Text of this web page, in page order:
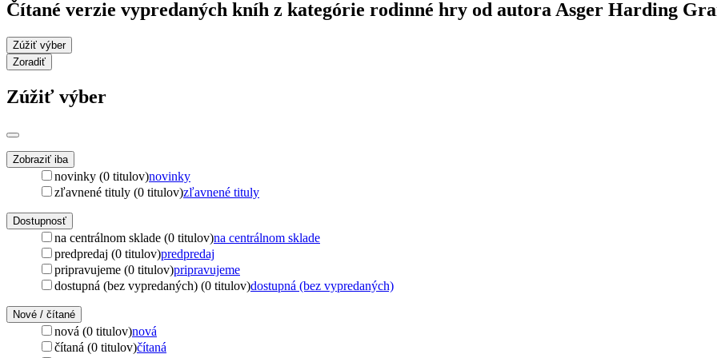
Čítané verzie vypredaných kníh z kategórie rodinné hry od autora Asger Harding
Zúžiť výber
Zoradiť
Zúžiť výber
Zobraziť iba
novinky (0 titulov)novinky
zľavnené tituly (0 titulov)zľavnené tituly
Dostupnosť
na centrálnom sklade (0 titulov)na centrálnom sklade
predpredaj (0 titulov)predpredaj
pripravujeme (0 titulov)pripravujeme
dostupná (bez vypredaných) (0 titulov)dostupná (bez vypredaných)
Nové / čítané
nová (0 titulov)nová
čítaná (0 titulov)čítaná